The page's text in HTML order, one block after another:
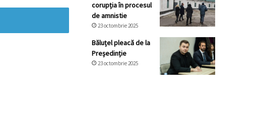
corupția în procesul
de amnistie
23 octombrie 2025
Băluțel pleacă de la
Președinție
23 octombrie 2025